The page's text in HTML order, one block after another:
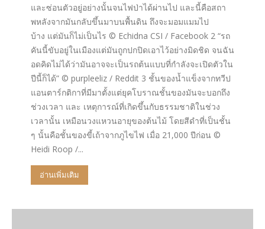
และซ่อนตัวอยู่อย่างนั้นจนไฟป่าได้ผ่านไป และนี้คือสถา
พหลังจากมันกลับขึ้นมาบนพื้นดิน ถึงจะมอมแมมไป
บ้าง แต่มันก็ไม่เป็นไร © Echidna CSI / Facebook 2 “รถ
คันนี้ขับอยู่ในเมืองแต่มันถูกปกปิดเอาไว้อย่างมิดชิด จนฉัน
อดคิดไม่ได้ว่ามันอาจจะเป็นรถต้นแบบที่กำลังจะเปิดตัวใน
ปีนี้ก็ได้” © purpleeliz / Reddit 3 ชั้นของน้ำแข็งจากทวีป
แอนตาร์กติกาที่มีมาตั้งแต่ยุคโบราณชั้นของมันจะบอกถึง
ช่วงเวลา และ เหตุการณ์ที่เกิดขึ้นกับธรรมชาติในช่วง
เวลานั้น เหมือนวงแหวนอายุของต้นไม้ โดยสีดำที่เป็นชั้น
ๆ นั้นคือชั้นของขี้เถ้าจากภูไขไฟ เมื่อ 21,000 ปีก่อน ©
Heidi Roop /...
อ่านเพิ่มเติม